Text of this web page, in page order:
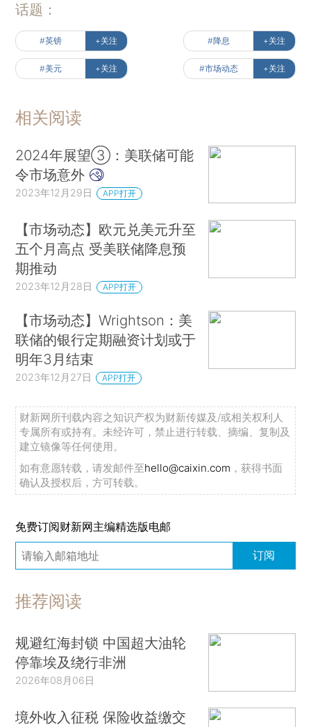
话题：
#英镑 +关注 #降息 +关注
#美元 +关注 #市场动态 +关注
相关阅读
2024年展望③：美联储可能
令市场意外
2023年12月29日 APP打开
【市场动态】欧元兑美元升至
五个月高点 受美联储降息预
期推动
2023年12月28日 APP打开
【市场动态】Wrightson：美
联储的银行定期融资计划或于
明年3月结束
2023年12月27日 APP打开
财新网所刊载内容之知识产权为财新传媒及/或相关权利人
专属所有或持有。未经许可，禁止进行转载、摘编、复制及
建立镜像等任何使用。
如有意愿转载，请发邮件至hello@caixin.com ，获得书面
确认及授权后，方可转载。
免费订阅财新网主编精选版电邮
订阅
推荐阅读
规避红海封锁 中国超大油轮
停靠埃及绕行非洲
2026年08月06日
境外收入征税 保险收益缴交